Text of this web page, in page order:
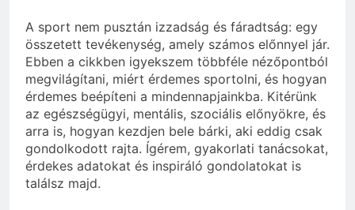
A sport nem pusztán izzadság és fáradtság: egy
összetett tevékenység, amely számos előnnyel jár.
Ebben a cikkben igyekszem többféle nézőpontból
megvilágítani, miért érdemes sportolni, és hogyan
érdemes beépíteni a mindennapjainkba. Kitérünk
az egészségügyi, mentális, szociális előnyökre, és
arra is, hogyan kezdjen bele bárki, aki eddig csak
gondolkodott rajta. Ígérem, gyakorlati tanácsokat,
érdekes adatokat és inspiráló gondolatokat is
találsz majd.